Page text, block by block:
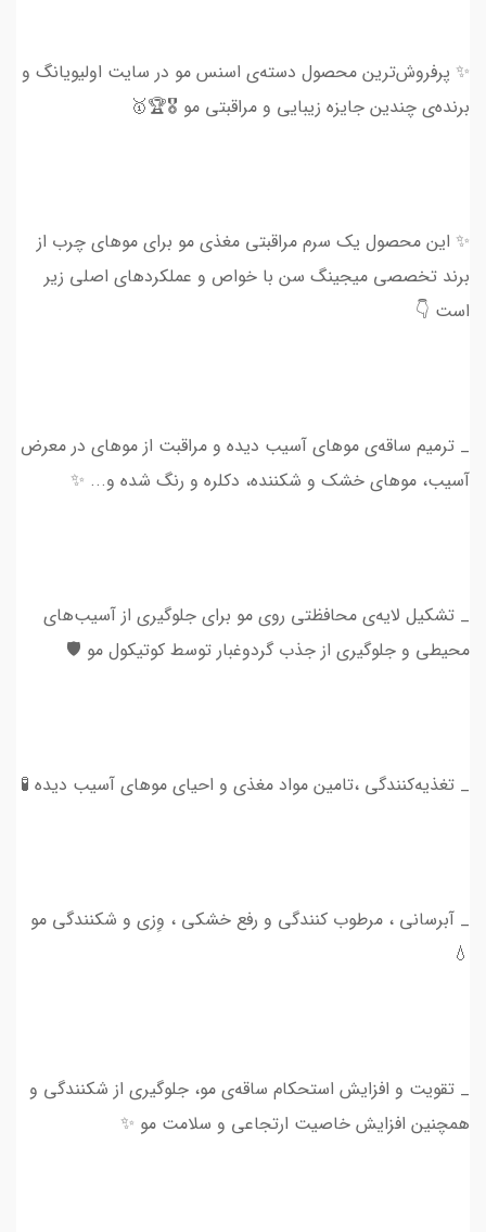
✨ پرفروش‌ترین محصول دسته‌ی اسنس مو در سایت اولیویانگ و
برنده‌ی چندین جایزه زیبایی و مراقبتی مو 🎖🏆🥇
✨ این محصول یک سرم مراقبتی مغذی مو برای موهای چرب از
برند تخصصی میجینگ سن با خواص و عملکرد‌های اصلی زیر
است 👇
_ ترمیم ساقه‌‌ی موهای آسیب دیده و مراقبت از موهای در معرض
آسیب، موهای خشک و شکننده، دکلره و رنگ شده و... ✨
_ تشکیل لایه‌ی محافظتی روی مو برای جلوگیری از آسیب‌های
محیطی و جلوگیری از جذب گردوغبار توسط کوتیکول مو 🛡
_ تغذیه‌کنندگی ،تامین مواد مغذی و احیای موهای آسیب دیده 🧪
_ آبرسانی ، مرطوب کنندگی و رفع خشکی ، وِزی و شکنندگی مو
💧
_ تقویت و افزايش استحکام ساقه‌‌ی مو، جلوگیری از شکنندگی و
همچنین افزایش خاصیت ارتجاعی و سلامت مو ✨